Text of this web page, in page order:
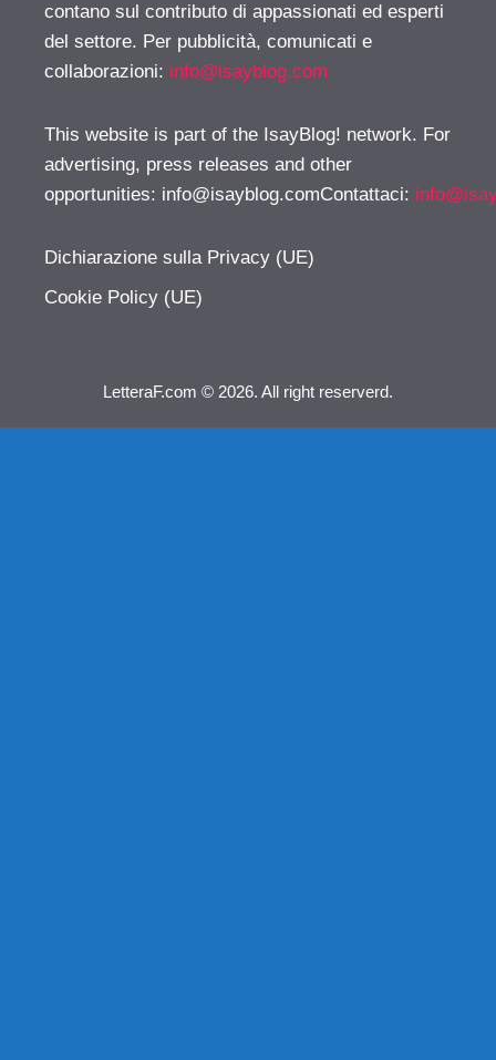
contano sul contributo di appassionati ed esperti
del settore. Per pubblicità, comunicati e
collaborazioni: info@isayblog.com
This website is part of the IsayBlog! network. For
advertising, press releases and other
opportunities: info@isayblog.comContattaci:
Dichiarazione sulla Privacy (UE)
Cookie Policy (UE)
LetteraF.com © 2026. All right reserverd.